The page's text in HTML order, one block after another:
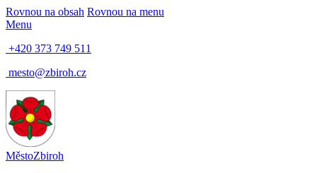
Rovnou na obsah Rovnou na menu
Menu
+420 373 749 511
mesto@zbiroh.cz
MěstoZbiroh